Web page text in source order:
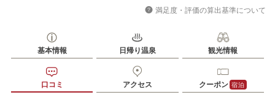
満足度・評価の算出基準について
基本情報 日帰り温泉 観光情報
口コミ アクセス クーポン 宿泊